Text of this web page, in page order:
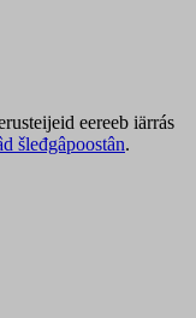
eereeb iärrás
šleđgâpoostân.